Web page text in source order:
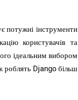
потужні інструменти
користувачів та
ідеальним вибором
роблять Django більш